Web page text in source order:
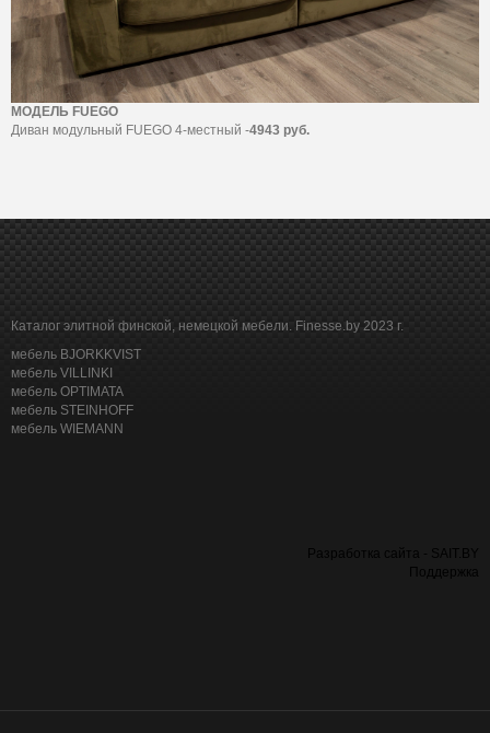
МОДЕЛЬ FUEGO
Диван модульный FUEGO 4-местный -4943 руб.
Каталог элитной финской, немецкой мебели. Finesse.by 2023 г.
мебель BJORKKVIST
мебель VILLINKI
мебель OPTIMATA
мебель STEINHOFF
мебель WIEMANN
Разработка сайта - SAIT.BY
Поддержка